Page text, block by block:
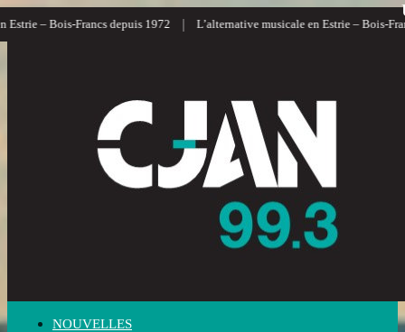
– Bois-Francs depuis 1972 | L’alternative musicale en Estrie – Bois-Francs |
NOUVELLES